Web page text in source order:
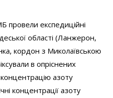
провели експедиційні
області (Ланжерон,
кордон з Миколаївською
в опріснених
азоту
концентрації азоту